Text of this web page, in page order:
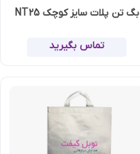
بگ تن پلات سایز کوچک NT25
تماس بگیرید